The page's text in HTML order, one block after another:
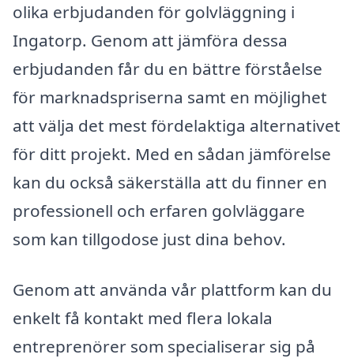
olika erbjudanden för golvläggning i
Ingatorp. Genom att jämföra dessa
erbjudanden får du en bättre förståelse
för marknadspriserna samt en möjlighet
att välja det mest fördelaktiga alternativet
för ditt projekt. Med en sådan jämförelse
kan du också säkerställa att du finner en
professionell och erfaren golvläggare
som kan tillgodose just dina behov.
Genom att använda vår plattform kan du
enkelt få kontakt med flera lokala
entreprenörer som specialiserar sig på